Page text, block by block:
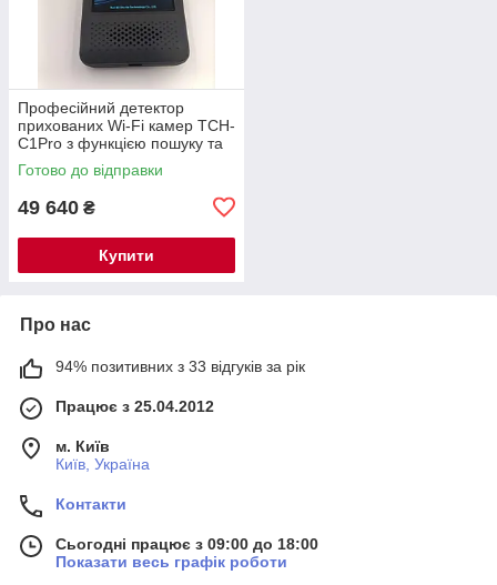
Професійний детектор
прихованих Wi-Fi камер TCH-
C1Pro з функцією пошуку та
локалізації — новинка 2026
року
Готово до відправки
49 640 ₴
Купити
Про нас
94% позитивних з 33 відгуків за рік
Працює з 25.04.2012
м. Київ
Київ, Україна
Контакти
Сьогодні працює з 09:00 до 18:00
Показати весь графік роботи